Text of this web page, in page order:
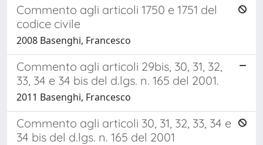
Commento agli articoli 1750 e 1751 del
codice civile
2008 Basenghi, Francesco
Commento agli articoli 29bis, 30, 31, 32,
33, 34 e 34 bis del d.lgs. n. 165 del 2001.
2011 Basenghi, Francesco
Commento agli articoli 30, 31, 32, 33, 34 e
34 bis del d.lgs. n. 165 del 2001